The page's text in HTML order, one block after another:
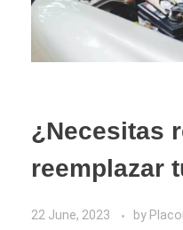
¿Necesitas
reemplazar
22 June, 2023 by